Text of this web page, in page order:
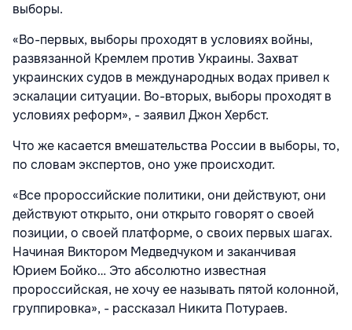
выборы.
«Во-первых, выборы проходят в условиях войны,
развязанной Кремлем против Украины. Захват
украинских судов в международных водах привел к
эскалации ситуации. Во-вторых, выборы проходят в
условиях реформ», - заявил Джон Хербст.
Что же касается вмешательства России в выборы, то,
по словам экспертов, оно уже происходит.
«Все пророссийские политики, они действуют, они
действуют открыто, они открыто говорят о своей
позиции, о своей платформе, о своих первых шагах.
Начиная Виктором Медведчуком и заканчивая
Юрием Бойко… Это абсолютно известная
пророссийская, не хочу ее называть пятой колонной,
группировка», - рассказал Никита Потураев.